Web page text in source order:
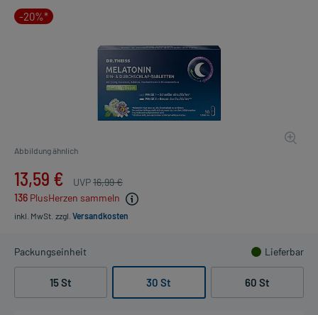
-20%*
Abbildung ähnlich
13,59 € UVP16,99 €
136 PlusHerzen sammeln
inkl. MwSt. zzgl. Versandkosten
Packungseinheit Lieferbar
15 St 30 St 60 St